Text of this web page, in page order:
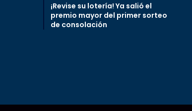
¡Revise su lotería! Ya salió el
premio mayor del primer sorteo
de consolación